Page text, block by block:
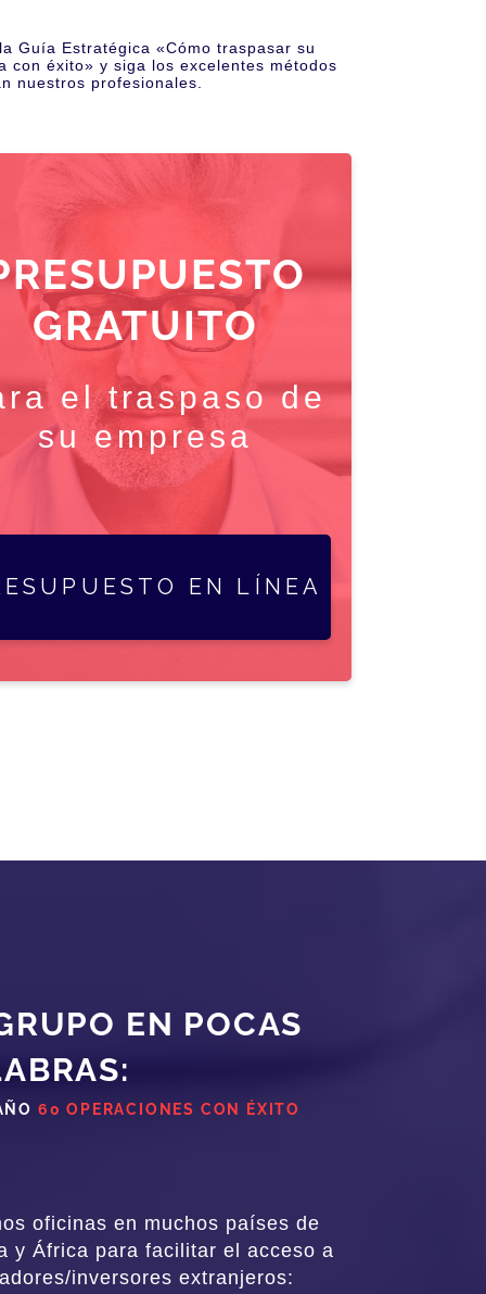
Guía Estratégica «Cómo traspasar su
con éxito» y siga los excelentes métodos
nuestros profesionales.
GRATUITO
el traspaso de
su empresa
EN LÍNEA
EN POCAS
60 OPERACIONES CON ÉXITO
oficinas en muchos países de
y África para facilitar el acceso a
inversores extranjeros: